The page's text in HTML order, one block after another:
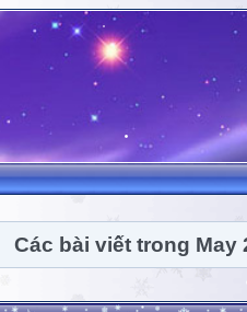
Các bài viết trong May